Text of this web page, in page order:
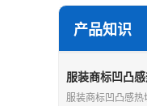
产品知识
服装商标凹凸
款凹凸感热压
服装商标凹凸感热